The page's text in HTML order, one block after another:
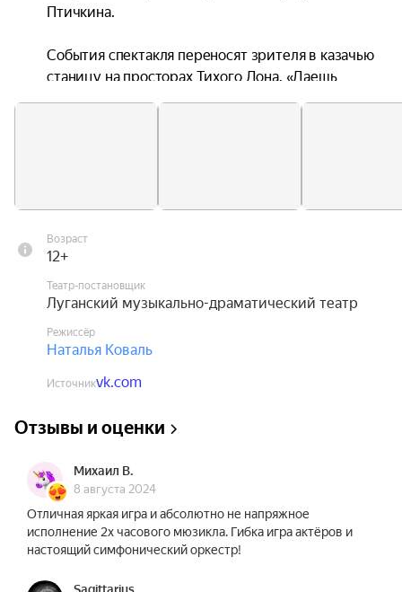
Птичкина.
События спектакля переносят зрителя в казачью
станицу на просторах Тихого Дона. «Даешь
равноправенство!» — написано на транспаранте
безоружными и беспомощными перед
Возраст
12+
Театр-постановщик
Луганский музыкально-драматический театр
Режиссёр
Наталья Коваль
Источникvk.com
Отзывы и оценки
Михаил В.
8 августа 2024
Отличная яркая игра и абсолютно не напряжное
исполнение 2х часового мюзикла. Гибка игра актёров и
настоящий симфонический оркестр!